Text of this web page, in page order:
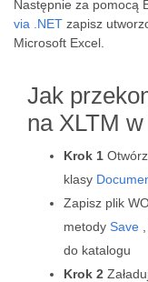
Następnie za pomocą
via .NET zapisz
Microsoft Excel.
Jak
na XLTM
Krok 1
klasy
Zapisz plik
metody Save
do katalogu
Krok 2